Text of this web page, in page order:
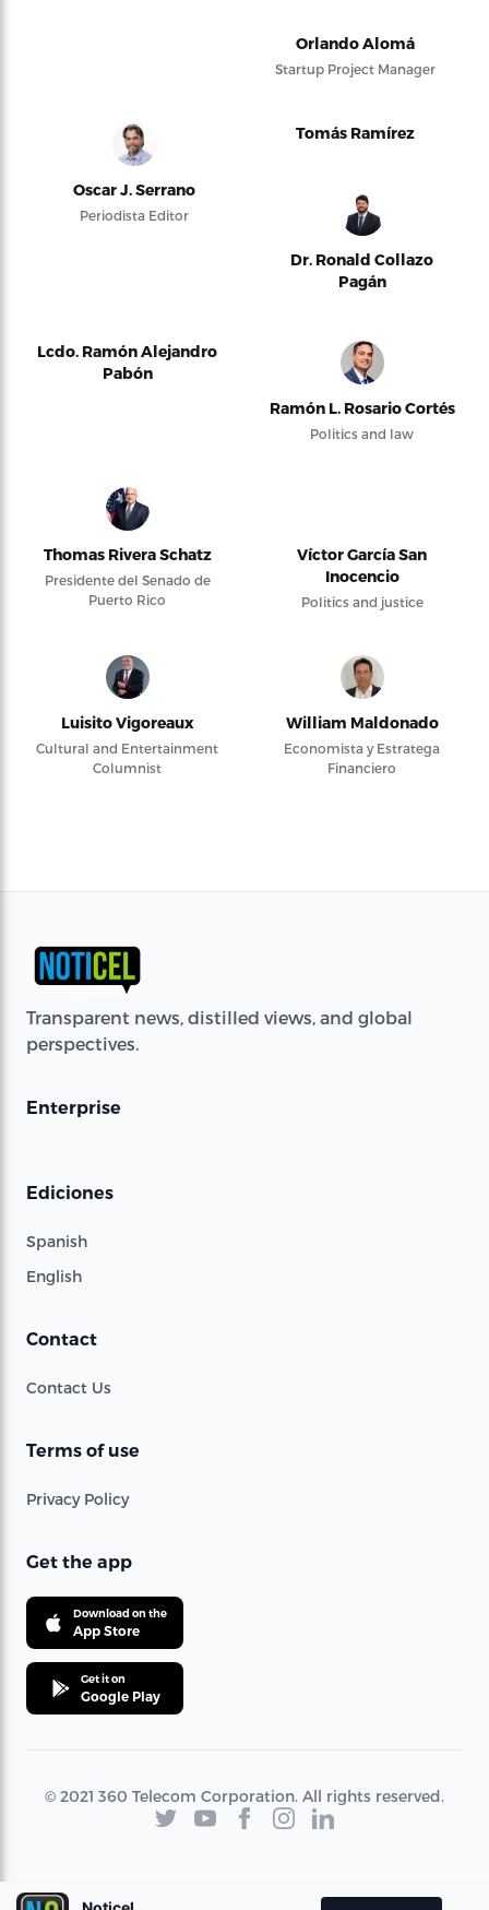
Orlando Alomá
Startup Project Manager
Oscar J. Serrano
Periodista Editor
Tomás Ramírez
Dr. Ronald Collazo
Pagán
Lcdo. Ramón Alejandro
Pabón
Ramón L. Rosario Cortés
Politics and law
Thomas Rivera Schatz
Presidente del Senado de
Puerto Rico
Víctor García San
Inocencio
Politics and justice
Luisito Vigoreaux
Cultural and Entertainment
Columnist
William Maldonado
Economista y Estratega
Financiero
Transparent news, distilled views, and global
perspectives.
Enterprise
Ediciones
Spanish
English
Contact
Contact Us
Terms of use
Privacy Policy
Get the app
Download on the
App Store
Get it on
Google Play
© 2021 360 Telecom Corporation. All rights reserved.